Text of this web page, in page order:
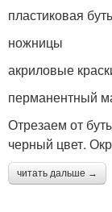
пластиковая
ножницы
акриловые
перманентный
Отрезаем от
черный цвет.
читать дальше →